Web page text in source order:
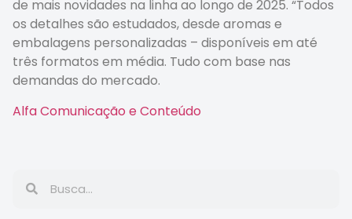
de mais novidades na linha ao longo de 2025. “Todos
os detalhes são estudados, desde aromas e
embalagens personalizadas – disponíveis em até
três formatos em média. Tudo com base nas
demandas do mercado.
Alfa Comunicação e Conteúdo